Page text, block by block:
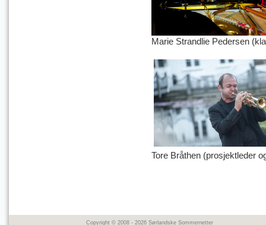
Marie Strandlie Pedersen
Tore Bråthen (prosjektleder
Copyright © 2008 - 2026 Sørlandske Sommernetter